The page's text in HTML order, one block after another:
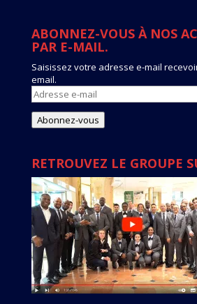
ABONNEZ-VOUS À NOS
PAR E-MAIL.
Saisissez votre adresse e-mail
email.
Adresse
e-
mail
Abonnez-vous
RETROUVEZ LE GROUPE